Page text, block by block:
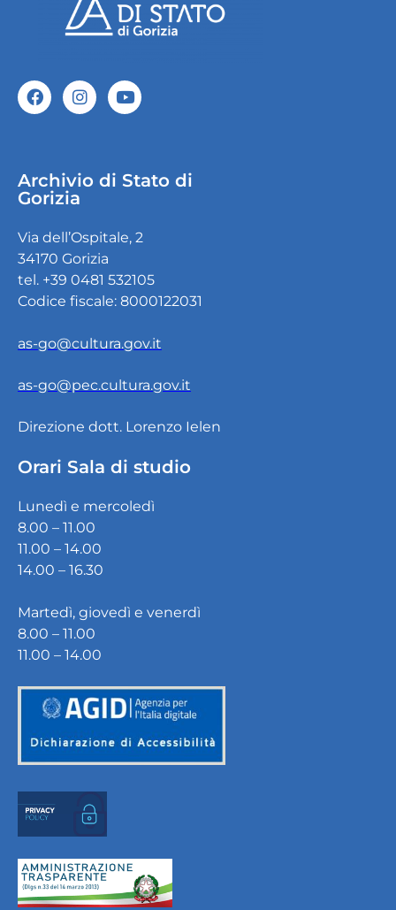
Archivio di Stato di
Gorizia
Via dell’Ospitale, 2
34170 Gorizia
tel. +39 0481 532105
Codice fiscale: 8000122031
as-go@cultura.gov.it
as-go@pec.cultura.gov.it
Direzione dott. Lorenzo Ielen
Orari Sala di studio
Lunedì e mercoledì
8.00 – 11.00
11.00 – 14.00
14.00 – 16.30
Martedì, giovedì e venerdì
8.00 – 11.00
11.00 – 14.00